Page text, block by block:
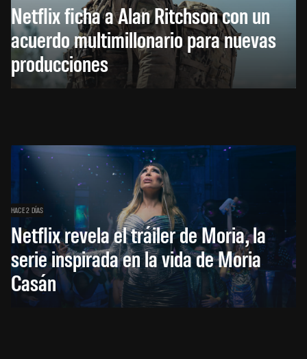
Netflix ficha a Alan Ritchson con un
acuerdo multimillonario para nuevas
producciones
HACE 2 DÍAS
Netflix revela el tráiler de Moria, la
serie inspirada en la vida de Moria
Casán